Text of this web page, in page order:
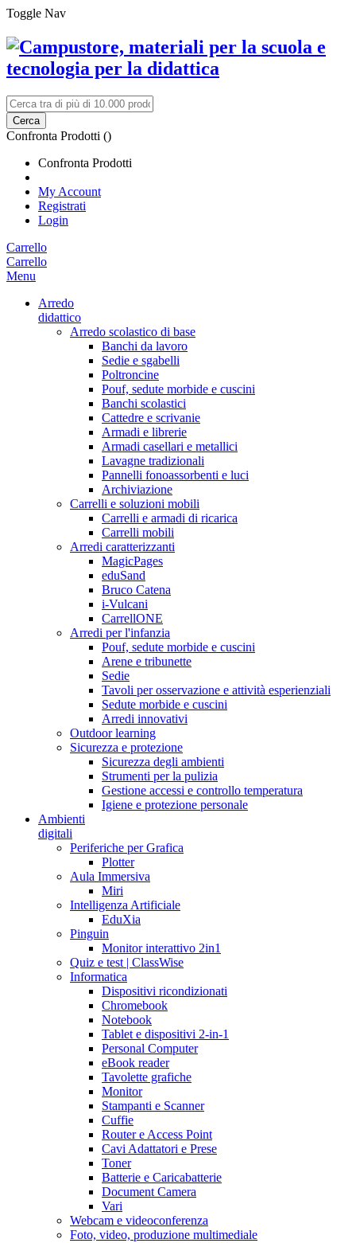
Toggle Nav
Cerca
Confronta Prodotti ()
Confronta Prodotti
My Account
Registrati
Login
Carrello
Carrello
Menu
Arredo
didattico
Arredo scolastico di base
Banchi da lavoro
Sedie e sgabelli
Poltroncine
Pouf, sedute morbide e cuscini
Banchi scolastici
Cattedre e scrivanie
Armadi e librerie
Armadi casellari e metallici
Lavagne tradizionali
Pannelli fonoassorbenti e luci
Archiviazione
Carrelli e soluzioni mobili
Carrelli e armadi di ricarica
Carrelli mobili
Arredi caratterizzanti
MagicPages
eduSand
Bruco Catena
i-Vulcani
CarrellONE
Arredi per l'infanzia
Pouf, sedute morbide e cuscini
Arene e tribunette
Sedie
Tavoli per osservazione e attività esperienziali
Sedute morbide e cuscini
Arredi innovativi
Outdoor learning
Sicurezza e protezione
Sicurezza degli ambienti
Strumenti per la pulizia
Gestione accessi e controllo temperatura
Igiene e protezione personale
Ambienti
digitali
Periferiche per Grafica
Plotter
Aula Immersiva
Miri
Intelligenza Artificiale
EduXia
Pinguin
Monitor interattivo 2in1
Quiz e test | ClassWise
Informatica
Dispositivi ricondizionati
Chromebook
Notebook
Tablet e dispositivi 2-in-1
Personal Computer
eBook reader
Tavolette grafiche
Monitor
Stampanti e Scanner
Cuffie
Router e Access Point
Cavi Adattatori e Prese
Toner
Batterie e Caricabatterie
Document Camera
Vari
Webcam e videoconferenza
Foto, video, produzione multimediale